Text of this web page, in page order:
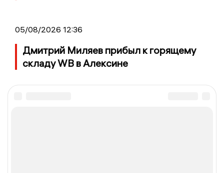
05/08/2026 12:36
Дмитрий Миляев прибыл к горящему
складу WB в Алексине